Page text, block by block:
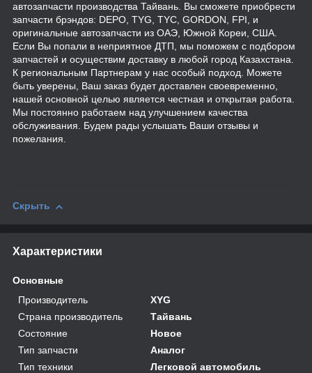
автозапчасти производства Тайвань. Вы сможете приобрести
запчасти брэндов: DEPO, TYG, TYC, GORDON, FPI, и
оригинальные автозапчасти из ОАЭ, Южной Кореи, США.
Если Вы попали в неприятное ДТП, мы поможем с подбором
запчастей и осуществим доставку в любой город Казахстана.
К региональным Партнерам у нас особый подход. Можете
быть уверены, Ваш заказ будет доставлен своевременно,
нашей основной целью является честная и открытая работа.
Мы постоянно работаем над улучшением качества
обслуживания. Будем рады услышать Ваши отзывы и
пожелания.
Скрыть
Характеристики
Основные
Производитель
XYG
Страна производитель
Тайвань
Состояние
Новое
Тип запчасти
Аналог
Тип техники
Легковой автомобиль